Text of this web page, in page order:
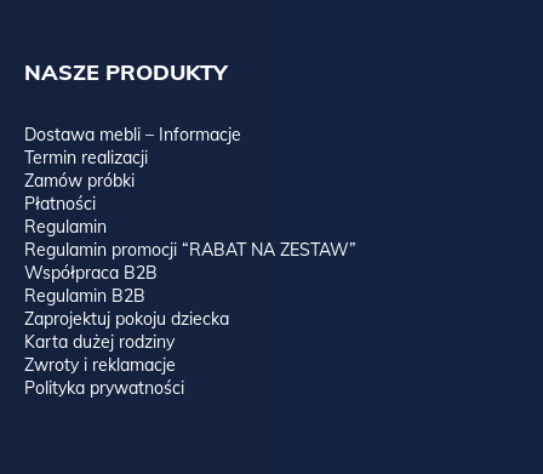
NASZE PRODUKTY
Dostawa mebli – Informacje
Termin realizacji
Zamów próbki
Płatności
Regulamin
Regulamin promocji “RABAT NA ZESTAW”
Współpraca B2B
Regulamin B2B
Zaprojektuj pokoju dziecka
Karta dużej rodziny
Zwroty i reklamacje
Polityka prywatności